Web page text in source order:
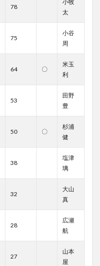
78
小牧
太
75
小谷
周
64 〇
米玉
利
53
田野
豊
50 〇
杉浦
健
38
塩津
璃
32
大山
真
28
広瀬
航
27
山本
屋